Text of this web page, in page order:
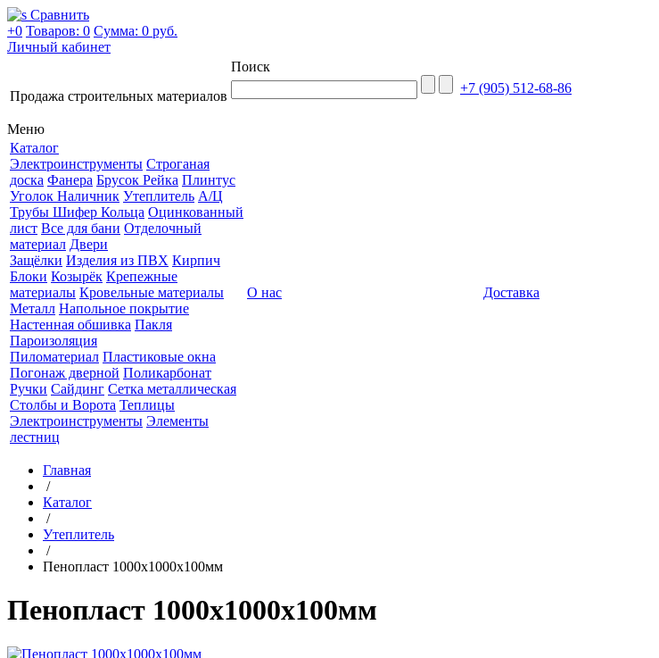
Сравнить
+0 Товаров: 0 Сумма: 0 руб.
Личный кабинет
Продажа строительных материалов
Поиск
+7 (905) 512-68-86
Меню
Каталог
Электроинструменты Строганая
доска Фанера Брусок Рейка Плинтус
Уголок Наличник Утеплитель А/Ц
Трубы Шифер Кольца Оцинкованный
лист Все для бани Отделочный
материал Двери
Защёлки Изделия из ПВХ Кирпич
Блоки Козырёк Крепежные
материалы Кровельные материалы
Металл Напольное покрытие
Настенная обшивка Пакля
Пароизоляция
Пиломатериал Пластиковые окна
Погонаж дверной Поликарбонат
Ручки Сайдинг Сетка металлическая
Столбы и Ворота Теплицы
Электроинструменты Элементы
лестниц
О нас Доставка
Главная
/
Каталог
/
Утеплитель
/
Пенопласт 1000х1000х100мм
Пенопласт 1000х1000х100мм